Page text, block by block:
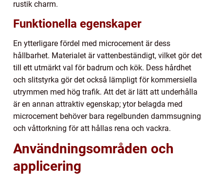
rustik charm.
Funktionella egenskaper
En ytterligare fördel med microcement är dess
hållbarhet. Materialet är vattenbeständigt, vilket gör det
till ett utmärkt val för badrum och kök. Dess hårdhet
och slitstyrka gör det också lämpligt för kommersiella
utrymmen med hög trafik. Att det är lätt att underhålla
är en annan attraktiv egenskap; ytor belagda med
microcement behöver bara regelbunden dammsugning
och våttorkning för att hållas rena och vackra.
Användningsområden och
applicering